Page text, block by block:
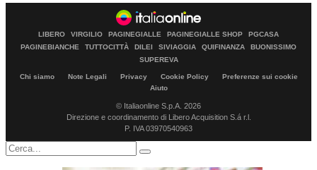
LIBERO VIRGILIO PAGINEGIALLE PAGINEGIALLE SHOP
PGCASA
PAGINEBIANCHE
TUTTOCITTÀ DILEI SIVIAGGIA QUIFINANZA
BUONISSIMO
SUPEREVA
Chi siamo Note Legali Privacy Cookie Policy
Preferenze sui cookie
Aiuto
© Italiaonline S.p.A. 2026
Direzione e coordinamento di Libero Acquisition S.á r.l.
P. IVA 03970540963